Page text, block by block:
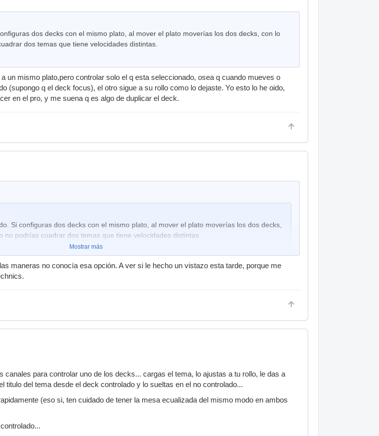
dos decks con el mismo plato, al mover el plato moverías los dos decks, con lo
dos temas que tiene velocidades distintas.
un mismo plato,pero controlar solo el q esta seleccionado, osea q cuando mueves o
(supongo q el deck focus), el otro sigue a su rollo como lo dejaste. Yo esto lo he oido,
en el pro, y me suena q es algo de duplicar el deck.
Si configuras dos decks con el mismo plato, al mover el plato moverías los dos decks,
no podrías cuadrar dos temas que tiene velocidades distintas.
a un mismo plato,pero controlar solo el q esta seleccionado, osea q cuando mueves
(supongo q el deck focus), el otro sigue a su rollo como lo dejaste. Yo esto lo he
Mostrar más
maneras no conocía esa opción. A ver si le hecho un vistazo esta tarde, porque me
canales para controlar uno de los decks... cargas el tema, lo ajustas a tu rollo, le das a
titulo del tema desde el deck controlado y lo sueltas en el no controlado...
(eso si, ten cuidado de tener la mesa ecualizada del mismo modo en ambos